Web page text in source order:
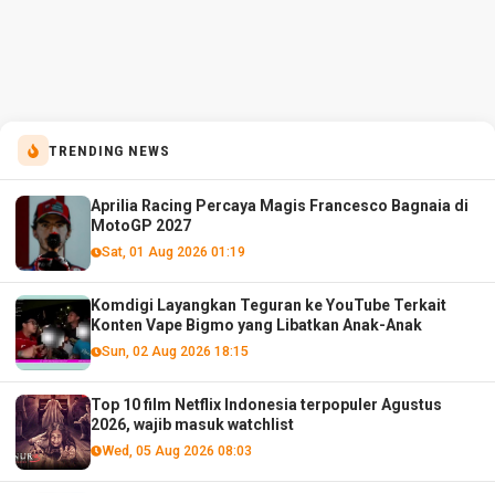
TRENDING NEWS
Aprilia Racing Percaya Magis Francesco Bagnaia di
MotoGP 2027
Sat, 01 Aug 2026 01:19
Komdigi Layangkan Teguran ke YouTube Terkait
Konten Vape Bigmo yang Libatkan Anak-Anak
Sun, 02 Aug 2026 18:15
Top 10 film Netflix Indonesia terpopuler Agustus
2026, wajib masuk watchlist
Wed, 05 Aug 2026 08:03